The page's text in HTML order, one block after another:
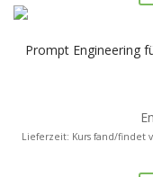
Prompt Engineering
Lieferzeit: Kurs fand/findet